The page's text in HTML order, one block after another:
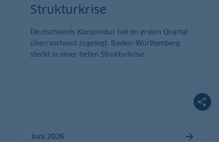
Strukturkrise
Deutschlands Konjunktur hat im ersten Quartal
überraschend zugelegt. Baden-Württemberg
steckt in einer tiefen Strukturkrise.
Juni 2026